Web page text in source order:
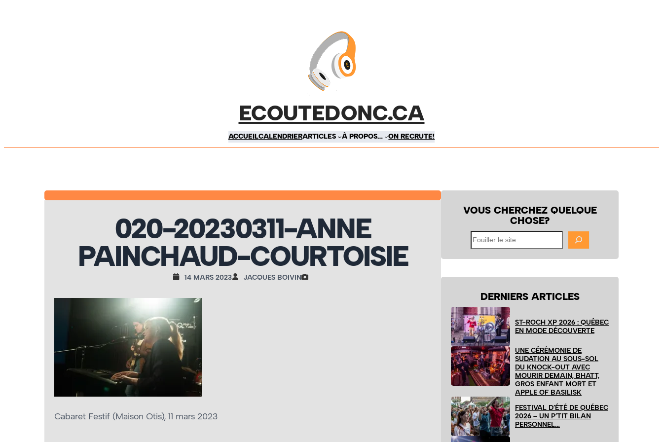
ECOUTEDONC.CA
ACCUEILCALENDRIERARTICLES À PROPOS… ON RECRUTE!
020-20230311-ANNE
PAINCHAUD-COURTOISIE
14 MARS 2023 JACQUES BOIVIN
Cabaret Festif (Maison Otis), 11 mars 2023
VOUS CHERCHEZ QUELQUE
CHOSE?
Fouiller
le
site
DERNIERS ARTICLES
ST-ROCH XP 2026 : QUÉBEC
EN MODE DÉCOUVERTE
UNE CÉRÉMONIE DE
SUDATION AU SOUS-SOL
DU KNOCK-OUT AVEC
MOURIR DEMAIN, BHATT,
GROS ENFANT MORT ET
APPLE OF BASILISK
FESTIVAL D’ÉTÉ DE QUÉBEC
2026 – UN P’TIT BILAN
PERSONNEL…